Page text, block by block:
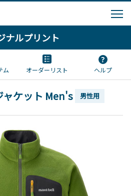
ナルプリント
ム オーダーリスト ヘルプ
ャケット Men's 男性用